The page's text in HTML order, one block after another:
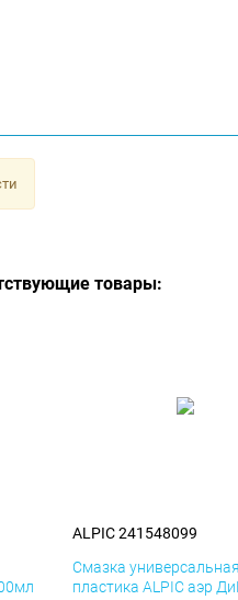
товары:
ALPIC 241548099
Смазка универсальная
пластика ALPIC аэр